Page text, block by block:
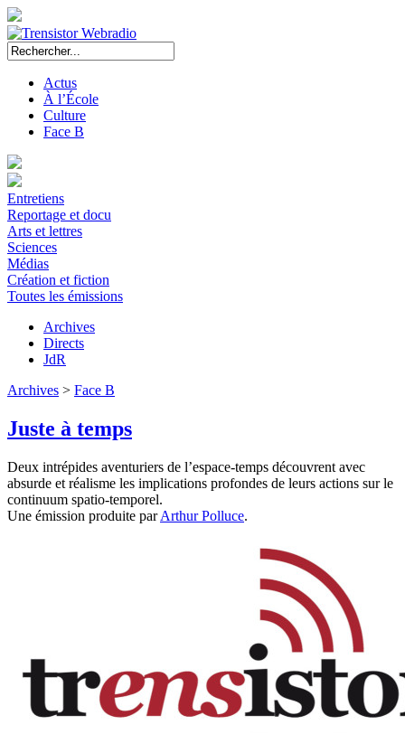
Actus
À l’École
Culture
Face B
Entretiens
Reportage et docu
Arts et lettres
Sciences
Médias
Création et fiction
Toutes les émissions
Archives
Directs
JdR
Archives > Face B
Juste à temps
Deux intrépides aventuriers de l’espace-temps découvrent avec
absurde et réalisme les implications profondes de leurs actions sur le
continuum spatio-temporel.
Une émission produite parArthur Polluce.